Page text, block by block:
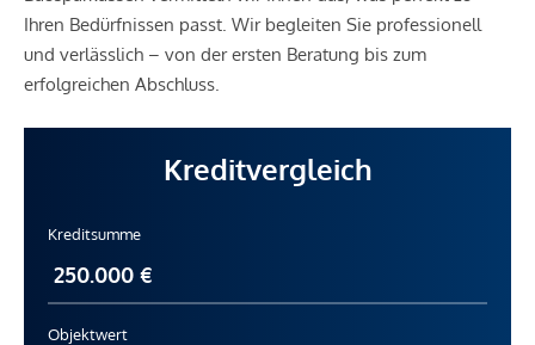
Ihren Bedürfnissen passt. Wir begleiten Sie professionell
und verlässlich – von der ersten Beratung bis zum
erfolgreichen Abschluss.
Kreditvergleich
Kreditsumme
Objektwert